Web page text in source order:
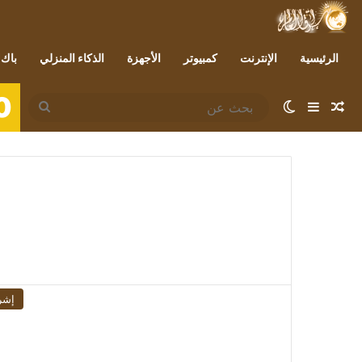
الرئيسية الإنترنت كمبيوتر الأجهزة الذكاء المنزلي
مقال عشوائي
إضافة عمود جانبي
الوضع المظلم
بحث
عن